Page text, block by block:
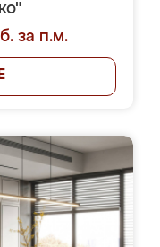
за п.м.